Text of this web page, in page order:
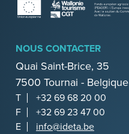
NOUS CONTACTER
Quai Saint-Brice, 35
7500 Tournai - Belgique
T
+32 69 68 20 00
F
+32 69 23 47 00
E
info@ideta.be